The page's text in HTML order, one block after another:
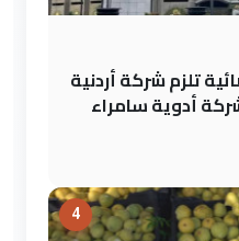
تلزم شركة أردنية
أدوية سامراء
4